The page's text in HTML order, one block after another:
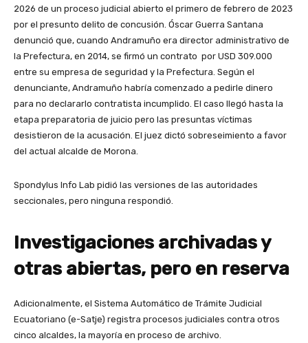
2026 de un proceso judicial abierto el primero de febrero de 2023
por el presunto delito de concusión. Óscar Guerra Santana
denunció que, cuando Andramuño era director administrativo de
la Prefectura, en 2014, se firmó un contrato por USD 309.000
entre su empresa de seguridad y la Prefectura. Según el
denunciante, Andramuño habría comenzado a pedirle dinero
para no declararlo contratista incumplido. El caso llegó hasta la
etapa preparatoria de juicio pero las presuntas víctimas
desistieron de la acusación. El juez dictó sobreseimiento a favor
del actual alcalde de Morona.
Spondylus Info Lab pidió las versiones de las autoridades
seccionales, pero ninguna respondió.
Investigaciones archivadas y
otras abiertas, pero en reserva
Adicionalmente, el Sistema Automático de Trámite Judicial
Ecuatoriano (e-Satje) registra procesos judiciales contra otros
cinco alcaldes, la mayoría en proceso de archivo.